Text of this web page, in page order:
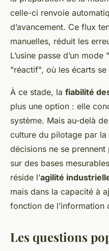
celle-ci renvoie
d’avancement. Ce flux
manuelles, réduit les
L’usine passe d’un
"réactif", où les écarts
À ce stade, la fiabilité
plus une option : elle
système. Mais au-delà
culture du pilotage par la
décisions ne se
sur des bases
réside l’agilité
mais dans la capacité à
fonction de l’information
Les questions